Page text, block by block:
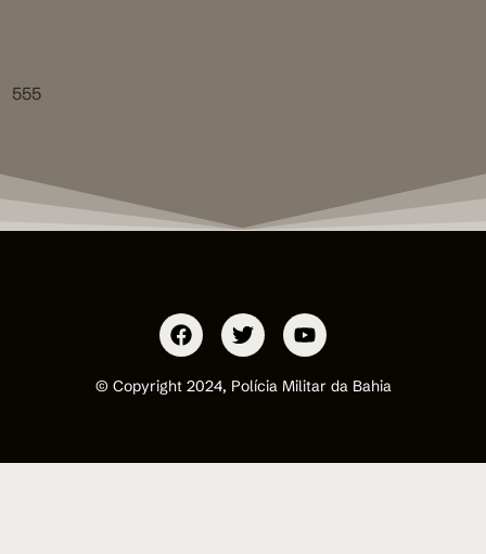
555
© Copyright 2024, Polícia Militar da Bahia